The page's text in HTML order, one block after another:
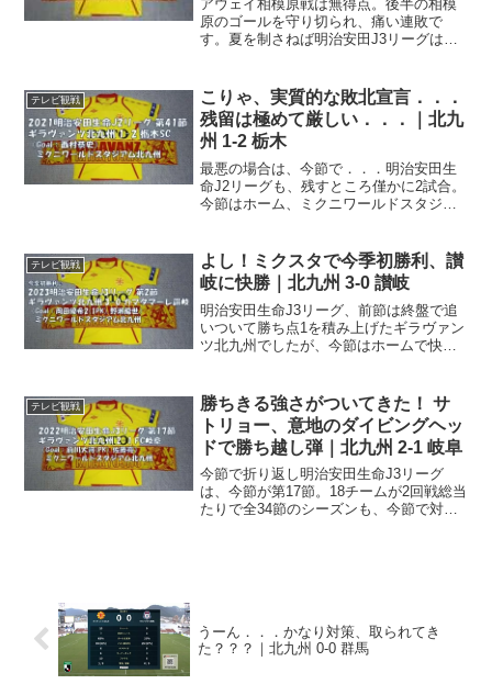
アウェイ相模原戦は無得点。後半の相模
原のゴールを守り切られ、痛い連敗で
す。夏を制さねば明治安田J3リーグは、
J3もJ2も、夏場制するチームが昇格す
る、こう言っても過言...
テレビ観戦
こりゃ、実質的な敗北宣言．．．
残留は極めて厳しい．．．｜北九
州 1-2 栃木
最悪の場合は、今節で．．．明治安田生
命J2リーグも、残すところ僅かに2試合。
今節はホーム、ミクニワールドスタジア
っては、今節でJ3降格が決まりかねな
い、とてつもなく重...
テレビ観戦
よし！ミクスタで今季初勝利、讃
岐に快勝｜北九州 3-0 讃岐
明治安田生命J3リーグ、前節は終盤で追
いついて勝ち点1を積み上げたギラヴァン
ツ北九州でしたが、今節はホームで快勝♪
グ。ギラヴァンツ北九州は初戦も第2戦も
ホームという...
テレビ観戦
勝ちきる強さがついてきた！ サ
トリョー、意地のダイビングヘッ
ドで勝ち越し弾｜北九州 2-1 岐阜
今節で折り返し明治安田生命J3リーグ
は、今節が第17節。18チームが2回戦総当
たりで全34節のシーズンも、今節で対戦
うーん．．．かなり対策、取られてき
た？？？｜北九州 0-0 群馬